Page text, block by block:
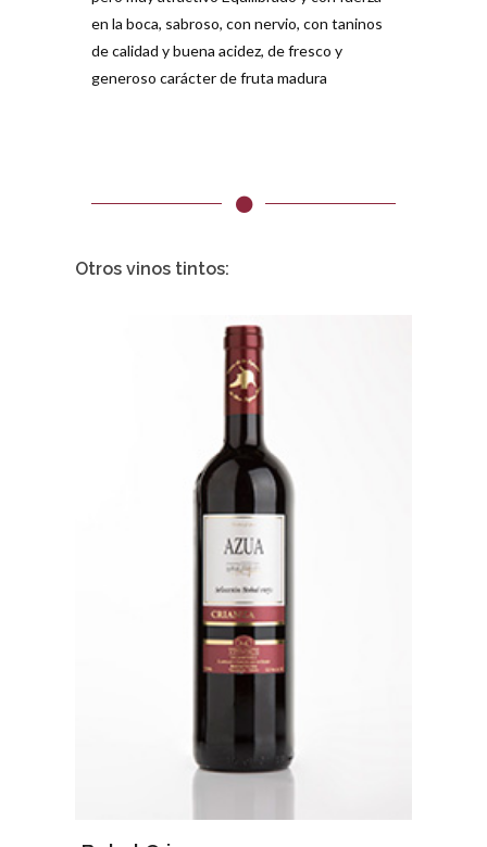
en la boca, sabroso, con nervio, con taninos
de calidad y buena acidez, de fresco y
generoso carácter de fruta madura
Otros vinos tintos: